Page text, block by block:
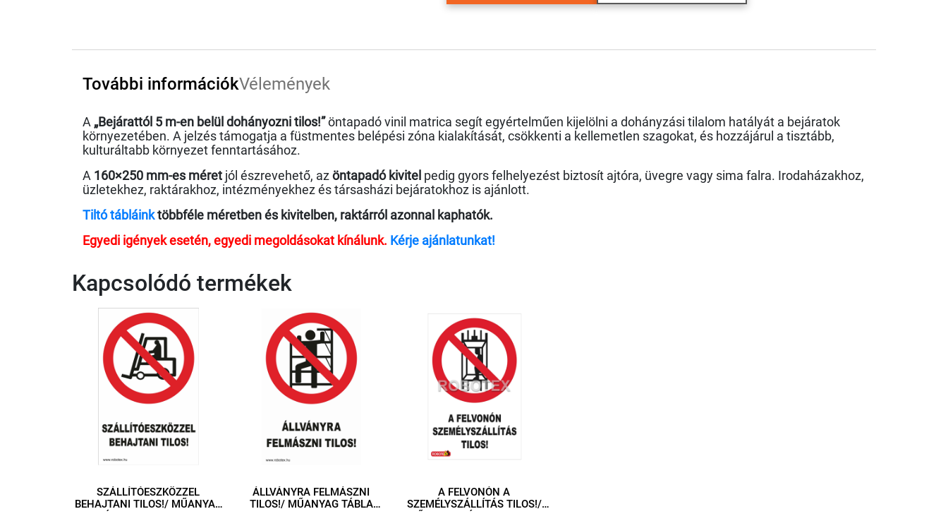
További információkVélemények
A „Bejárattól 5 m-en belül dohányozni tilos!”öntapadó vinil matrica segít egyértelműen kijelölni a dohányzási tilalom hatályát a bejáratok
környezetében. A jelzés támogatja a füstmentes belépési zóna kialakítását, csökkenti a kellemetlen szagokat, és hozzájárul a tisztább,
kulturáltabb környezet fenntartásához.
A 160×250 mm-es méret jól észrevehető, azöntapadó kivitel pedig gyors felhelyezést biztosít ajtóra, üvegre vagy sima falra. Irodaházakhoz,
üzletekhez, raktárakhoz, intézményekhez és társasházi bejáratokhoz is ajánlott.
Tiltó tábláinktöbbféle méretben és kivitelben, raktárról azonnal kaphatók.
Egyedi igények esetén, egyedi megoldásokat kínálunk. Kérje ajánlatunkat!
Kapcsolódó termékek
SZÁLLÍTÓESZKÖZZEL
BEHAJTANI TILOS!/ MŰANYAG
ÁLLVÁNYRA FELMÁSZNI
TILOS!/ MŰANYAG TÁBLA
A FELVONÓN A
SZEMÉLYSZÁLLÍTÁS TILOS!/